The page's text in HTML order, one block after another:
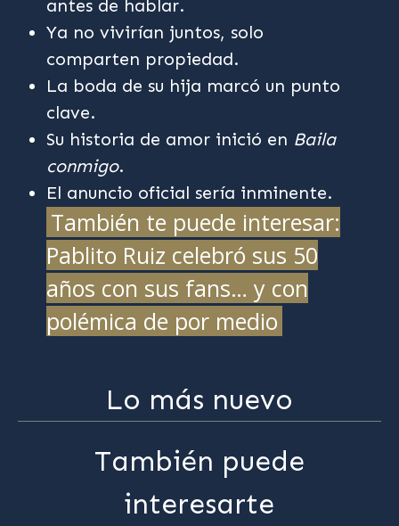
antes de hablar.
Ya no vivirían juntos, solo
comparten propiedad.
La boda de su hija marcó un punto
clave.
Su historia de amor inició en Baila
conmigo.
El anuncio oficial sería inminente.
También te puede interesar:
Pablito Ruiz celebró sus 50
años con sus fans… y con
polémica de por medio
Lo más nuevo
También puede
interesarte